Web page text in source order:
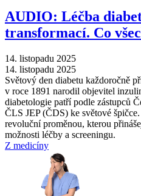
AUDIO: Léčba
transformací. Co
14. listopadu 2025
14. listopadu 2025
Světový den diabetu každoročně
v roce 1891 narodil objevitel
diabetologie patří podle zástupců
ČLS JEP (ČDS) ke světové
revoluční proměnou, kterou
možnosti léčby a screeningu.
Z medicíny